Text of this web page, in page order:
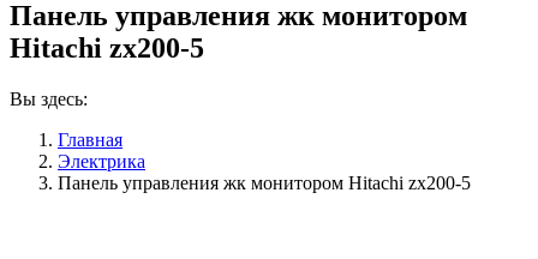
Панель управления жк монитором
Hitachi zx200-5
Вы здесь:
Главная
Электрика
Панель управления жк монитором Hitachi zx200-5